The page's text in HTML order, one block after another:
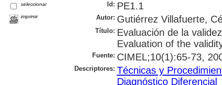
seleccionar
imprimir
Id: PE1.1
Autor: Gutiérrez Villafuerte,
Título: Evaluación de la
Evaluation of the
Fuente: CIMEL;10(1):65-73,
Descriptores: Técnicas y
Diagnóstico Diferencial